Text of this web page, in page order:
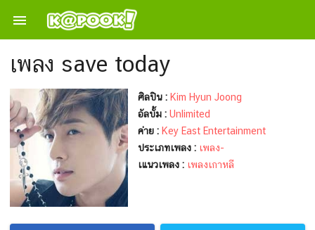

เพลง save today
ศิลปิน : Kim Hyun Joong
อัลบั้ม : Unlimited
ค่าย : Key East Entertainment
ประเภทเพลง : เพลง-
เแนวเพลง : เพลงเกาหลี